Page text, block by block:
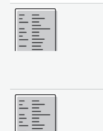
Daha fazla
Daha fazla